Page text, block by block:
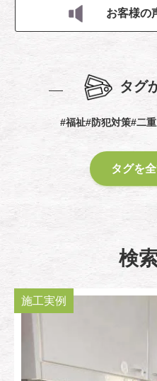
お客様の
タグ
#福祉#防犯対策#二
タグを
検
施工実例